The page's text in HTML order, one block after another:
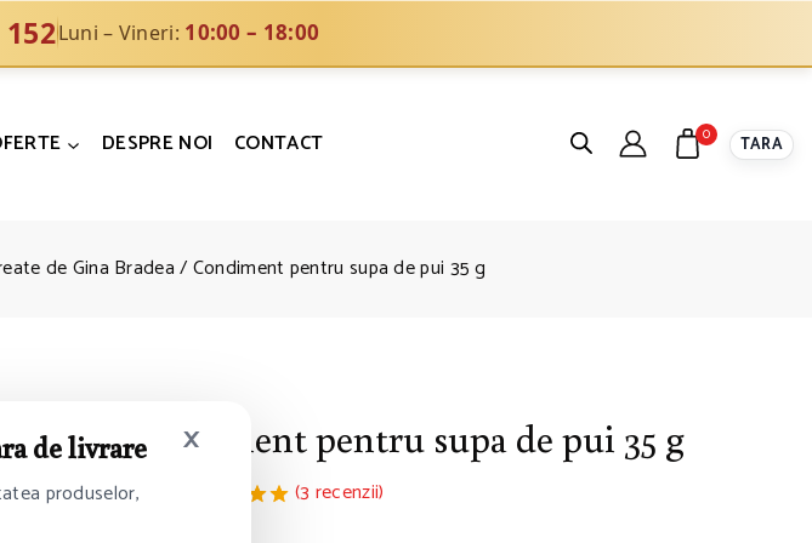
Luni – Vineri: 10:00 – 18:00
DESPRE NOI CONTACT 0 TARA
de Gina Bradea/Condiment pentru supa de pui 35 g
Condiment pentru supa de pui 35 g
(3 recenzii)
15
×
de livrare
produselor,